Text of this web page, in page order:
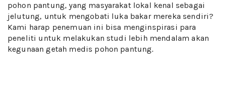
pohon pantung, yang masyarakat lokal kenal sebagai
jelutung, untuk mengobati luka bakar mereka sendiri?
Kami harap penemuan ini bisa menginspirasi para
peneliti untuk melakukan studi lebih mendalam akan
kegunaan getah medis pohon pantung.